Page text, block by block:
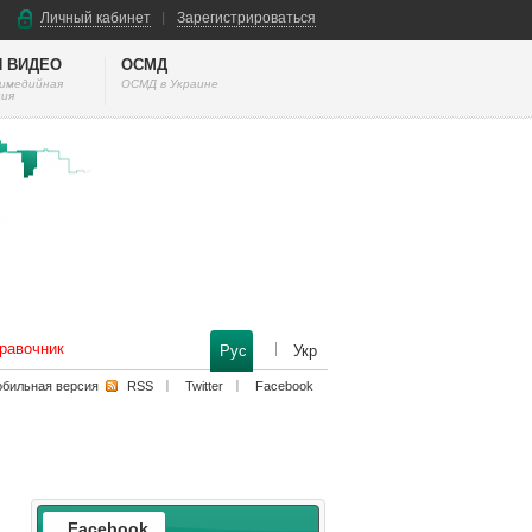
Личный кабинет Зарегистрироваться
ВИДЕО ОСМД
ОСМД в Украине
Рус Укр
версия RSS Twitter Facebook